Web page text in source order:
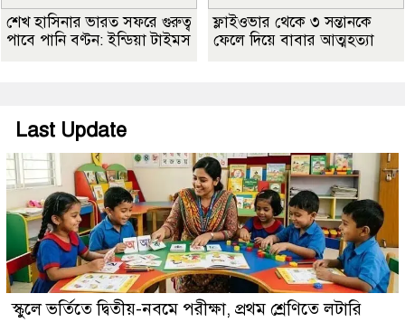
শেখ হাসিনার ভারত সফরে গুরুত্ব
পাবে পানি বণ্টন: ইন্ডিয়া টাইমস
ফ্লাইওভার থেকে ৩ সন্তানকে
ফেলে দিয়ে বাবার আত্মহত্যা
Last Update
স্কুলে ভর্তিতে দ্বিতীয়-নবমে পরীক্ষা, প্রথম শ্রেণিতে লটারি